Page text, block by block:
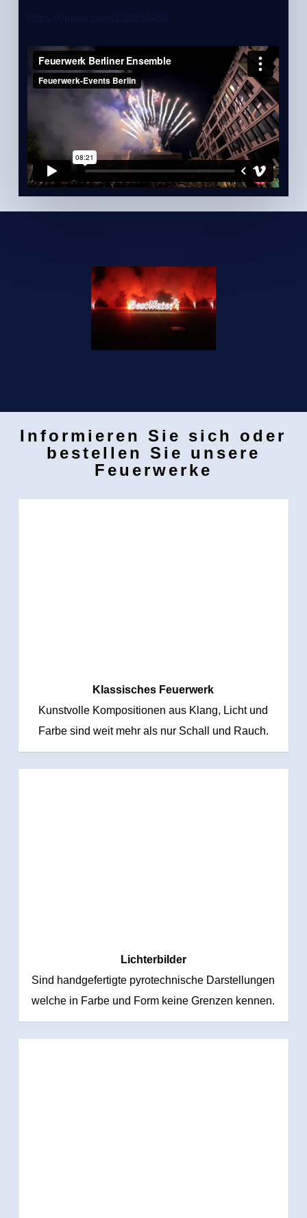
Informieren Sie sich oder
bestellen Sie unsere
Feuerwerke
Klassisches Feuerwerk
Kunstvolle Kompositionen aus Klang, Licht und
Farbe sind weit mehr als nur Schall und Rauch.
Lichterbilder
Sind handgefertigte pyrotechnische Darstellungen
welche in Farbe und Form keine Grenzen kennen.